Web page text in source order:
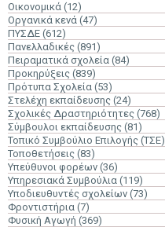
Οικονομικά (12)
Οργανικά κενά (47)
ΠΥΣΔΕ (612)
Πανελλαδικές (891)
Πειραματικά σχολεία (84)
Προκηρύξεις (839)
Πρότυπα Σχολεία (53)
Στελέχη εκπαίδευσης (24)
Σχολικές Δραστηριότητες (768)
Σύμβουλοι εκπαίδευσης (81)
Τοπικό Συμβούλιο Επιλογής (ΤΣΕ)
Τοποθετήσεις (83)
Υπεύθυνοι φορέων (36)
Υπηρεσιακά Συμβούλια (119)
Υποδιευθυντές σχολείων (73)
Φροντιστήρια (7)
Φυσική Αγωγή (369)